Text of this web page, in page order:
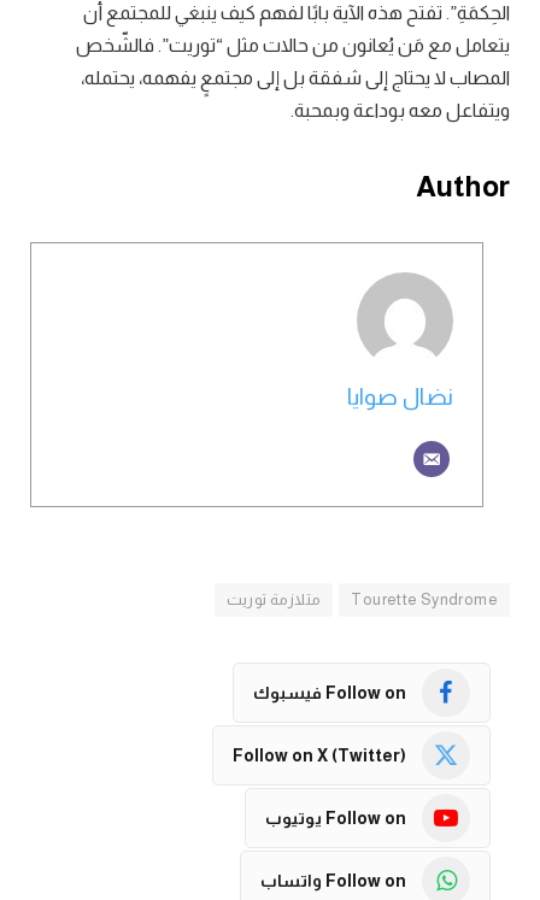
الحِكمَةِ”. تفتح هذه الآية بابًا لفهم كيف ينبغي للمجتمع أن
يتعامل مع مَن يُعانون من حالات مثل “توريت”. فالشّخص
المصاب لا يحتاج إلى شفقة بل إلى مجتمعٍ يفهمه، يحتمله،
ويتفاعل معه بوداعة وبمحبة.
Author
نضال صوايا
Tourette Syndrome متلازمة توريت
Follow on فيسبوك
Follow on X (Twitter)
Follow on يوتيوب
Follow on واتساب